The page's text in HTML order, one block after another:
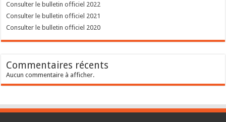
Consulter le bulletin officiel 2022
Consulter le bulletin officiel 2021
Consulter le bulletin officiel 2020
Commentaires récents
Aucun commentaire à afficher.